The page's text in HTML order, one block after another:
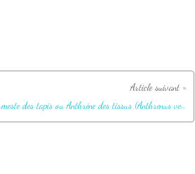
Dermeste des tapis ou Anthrène des tissus (Anthrenus verbasci) - Lartigau - Milhas - 31